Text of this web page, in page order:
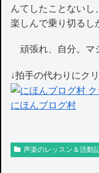
んてしたことないし
楽しんで乗り切るし
頑張れ、自分。マ
↓拍手の代わりにク
にほんブログ村
声楽のレッスン＆活動